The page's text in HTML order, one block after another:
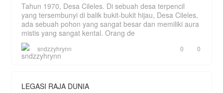
Tahun 1970, Desa Cileles. Di sebuah desa terpencil
yang tersembunyi di balik bukit-bukit hijau, Desa Cileles,
ada sebuah pohon yang sangat besar dan memiliki aura
mistis yang sangat kental. Orang de
sndzzyhrynn 0 0
LEGASI RAJA DUNIA